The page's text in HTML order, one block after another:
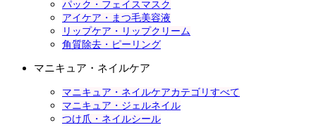
パック・フェイスマスク
アイケア・まつ毛美容液
リップケア・リップクリーム
角質除去・ピーリング
マニキュア・ネイルケア
マニキュア・ネイルケアカテゴリすべて
マニキュア・ジェルネイル
つけ爪・ネイルシール